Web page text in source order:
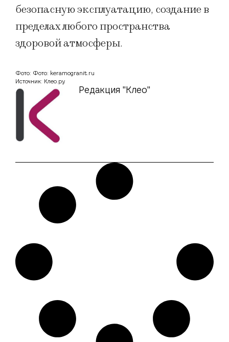
безопасную эксплуатацию, создание в
пределах любого пространства
здоровой атмосферы.
Редакция "Клео"
Фото: Фото: keramogranit.ru
Источник: Клео.ру